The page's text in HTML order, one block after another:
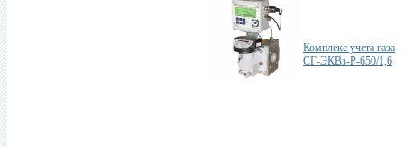
Комплекс учета газа
СГ-ЭКВз-Р-650/1,6